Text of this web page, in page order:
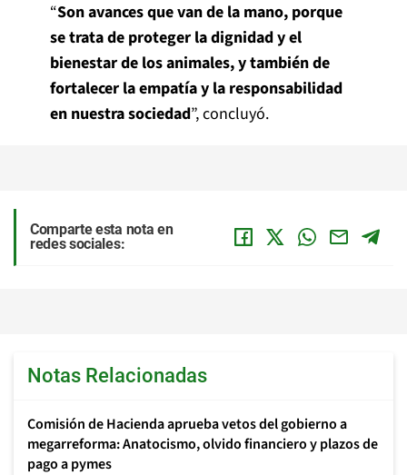
“Son avances que van de la mano, porque
se trata de proteger la dignidad y el
bienestar de los animales, y también de
fortalecer la empatía y la responsabilidad
en nuestra sociedad”, concluyó.
Comparte esta nota en
redes sociales:
Notas Relacionadas
Comisión de Hacienda aprueba vetos del gobierno a
megarreforma: Anatocismo, olvido financiero y plazos de
pago a pymes